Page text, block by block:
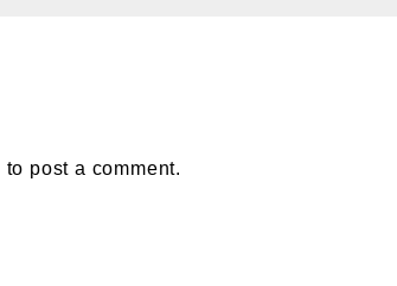
to post a comment.